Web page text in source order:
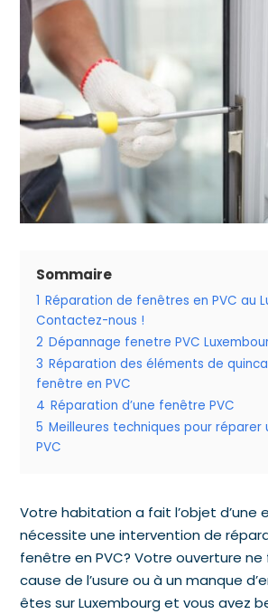
Sommaire
1 Réparation de fenêtres en PVC au
Contactez-nous !
2 Dépannage fenetre PVC
3 Réparation des éléments de
fenêtre en PVC
4 Réparation d’une fenêtre PVC
5 Meilleures techniques pour
PVC
Votre habitation a fait l’objet d’une
nécessite une intervention de
fenêtre en PVC? Votre ouverture
cause de l’usure ou à un manque
êtes sur Luxembourg et vous avez